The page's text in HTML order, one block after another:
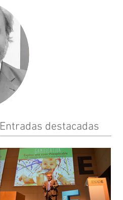
Entradas destacadas